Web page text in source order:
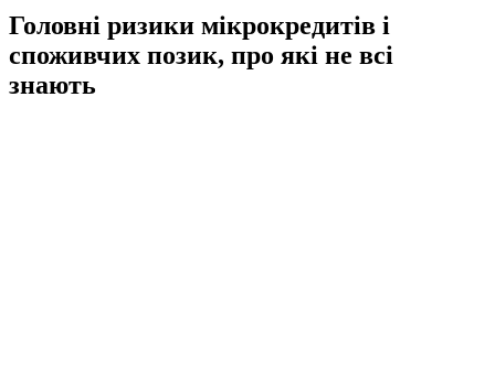
Головні ризики мікрокредитів і
споживчих позик, про які не всі
знають